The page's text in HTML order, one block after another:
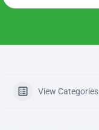
View Categories